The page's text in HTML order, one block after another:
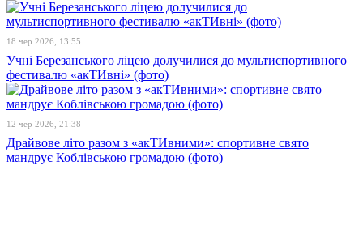
18 чер 2026, 13:55
Учні Березанського ліцею долучилися до мультиспортивного
фестивалю «акТИвні» (фото)
12 чер 2026, 21:38
Драйвове літо разом з «акТИвними»: спортивне свято
мандрує Коблівською громадою (фото)